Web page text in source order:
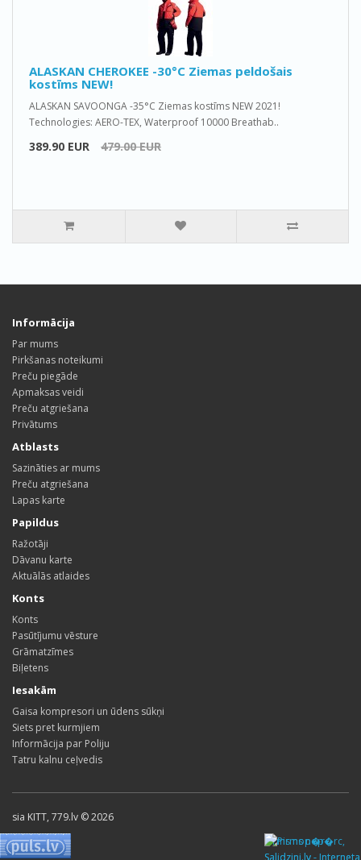
ALASKAN CHEROKEE -30°C Ziemas peldošais
kostīms NEW!
ALASKAN SAVOONGA -35°C Ziemas kostīms NEW 2021!
Technologies: AERO-TEX, Waterproof 10000 Breathab..
389.90 EUR 479.00 EUR
Informācija
Par mums
Pirkšanas noteikumi
Preču piegāde
Apmaksas veidi
Preču atgriešana
Privātums
Atblasts
Sazināties ar mums
Preču atgriešana
Lapas karte
Papildus
Ražotāji
Dāvanu karte
Aktuālās atlaides
Konts
Konts
Pasūtījumu vēsture
Grāmatzīmes
Biļetens
Iesakām
Gaisa kompresori un ūdens sūkņi
Siets pret kurmjiem
Informācija par Poliju
Tatru kalnu ceļvedis
sia KITT, 779.lv © 2026
Pirms nop�rc,
Salidzini.lv - Interneta